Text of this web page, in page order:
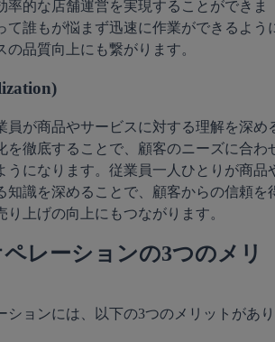
率的な店舗運営を実現することができま
て誰もが悩まず迅速に作業ができるよう
の品質向上にも繋がります。
員が商品やサービスに対する理解を深め
を徹底することで、顧客のニーズに合わ
うになります。従業員一人ひとりが商品
知識を深めることで、顧客からの信頼を
り上げの向上にもつながります。
レーションの3つのメリ
ションには、以下の3つのメリットがあり